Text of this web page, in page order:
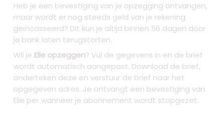
Heb je een bevestiging van je opzegging ontvangen,
maar wordt er nog steeds geld van je rekening
geïncasseerd? Dit kun je altijd binnen 56 dagen door
je bank laten terugstorten.
Wil je Elle opzeggen? Vul de gegevens in en de brief
wordt automatisch aangepast. Download de brief,
onderteken deze en verstuur de brief naar het
opgegeven adres. Je ontvangt een bevestiging van
Elle per wanneer je abonnement wordt stopgezet.